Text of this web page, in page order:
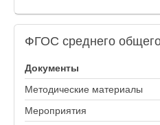
ФГОС среднего
Документы
Методические материалы
Мероприятия